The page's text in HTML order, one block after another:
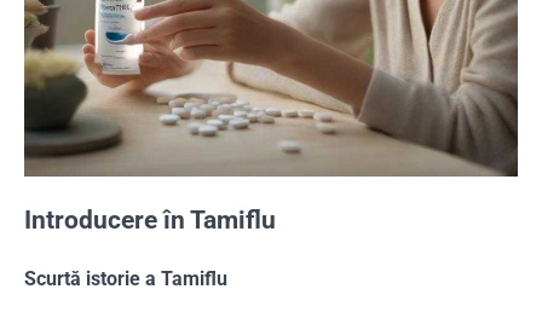
Introducere în Tamiflu
Scurtă istorie a Tamiflu